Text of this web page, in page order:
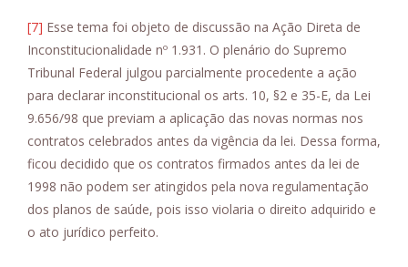
[7] Esse tema foi objeto de discussão na Ação Direta de
Inconstitucionalidade nº 1.931. O plenário do Supremo
Tribunal Federal julgou parcialmente procedente a ação
para declarar inconstitucional os arts. 10, §2 e 35-E, da Lei
9.656/98 que previam a aplicação das novas normas nos
contratos celebrados antes da vigência da lei. Dessa forma,
ficou decidido que os contratos firmados antes da lei de
1998 não podem ser atingidos pela nova regulamentação
dos planos de saúde, pois isso violaria o direito adquirido e
o ato jurídico perfeito.